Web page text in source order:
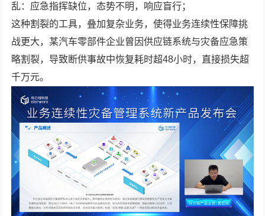
乱：应急指挥缺位，态势不明，响应盲行；
这种割裂的工具，叠加复杂业务，使得业务连续性保障挑
战更大，某汽车零部件企业曾因供应链系统与灾备应急策
略割裂，导致断供事故中恢复耗时超48小时，直接损失超
千万元。